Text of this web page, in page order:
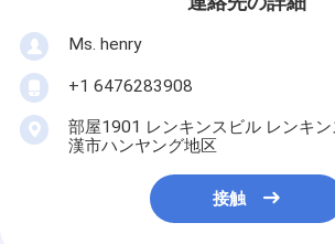
Ms. henry
+1 6476283908
部屋1901 レンキンスビル レンキ
漢市ハンヤング地区
接触